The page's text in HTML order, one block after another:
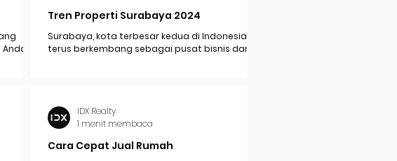
Tren Properti Surabaya 2024
Surabaya, kota terbesar kedua di Indonesia,
terus berkembang sebagai pusat bisnis dan
Cara Cepat Jual Rumah
IDX Realty
1 menit membaca